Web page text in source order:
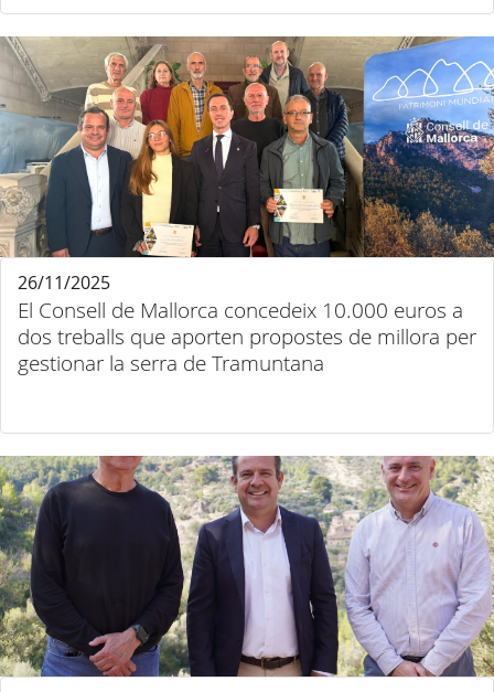
El Consell de Mallorca concedeix 10.000 euros a
dos treballs que aporten propostes de millora per
gestionar la serra de Tramuntana
26/11/2025